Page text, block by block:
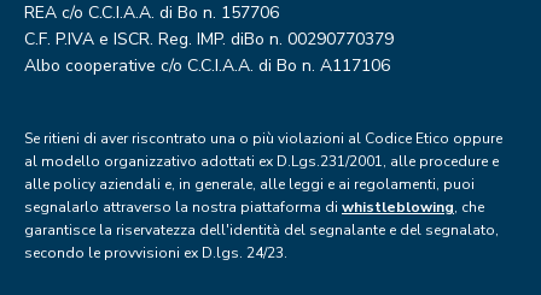
REA c/o C.C.I.A.A. di Bo n. 157706
C.F. P.IVA e ISCR. Reg. IMP. diBo n. 00290770379
Albo cooperative c/o C.C.I.A.A. di Bo n. A117106
Se ritieni di aver riscontrato una o più violazioni al Codice Etico oppure
al modello organizzativo adottati ex D.Lgs.231/2001, alle procedure e
alle policy aziendali e, in generale, alle leggi e ai regolamenti, puoi
segnalarlo attraverso la nostra piattaforma di whistleblowing, che
garantisce la riservatezza dell'identità del segnalante e del segnalato,
secondo le provvisioni ex D.lgs. 24/23.